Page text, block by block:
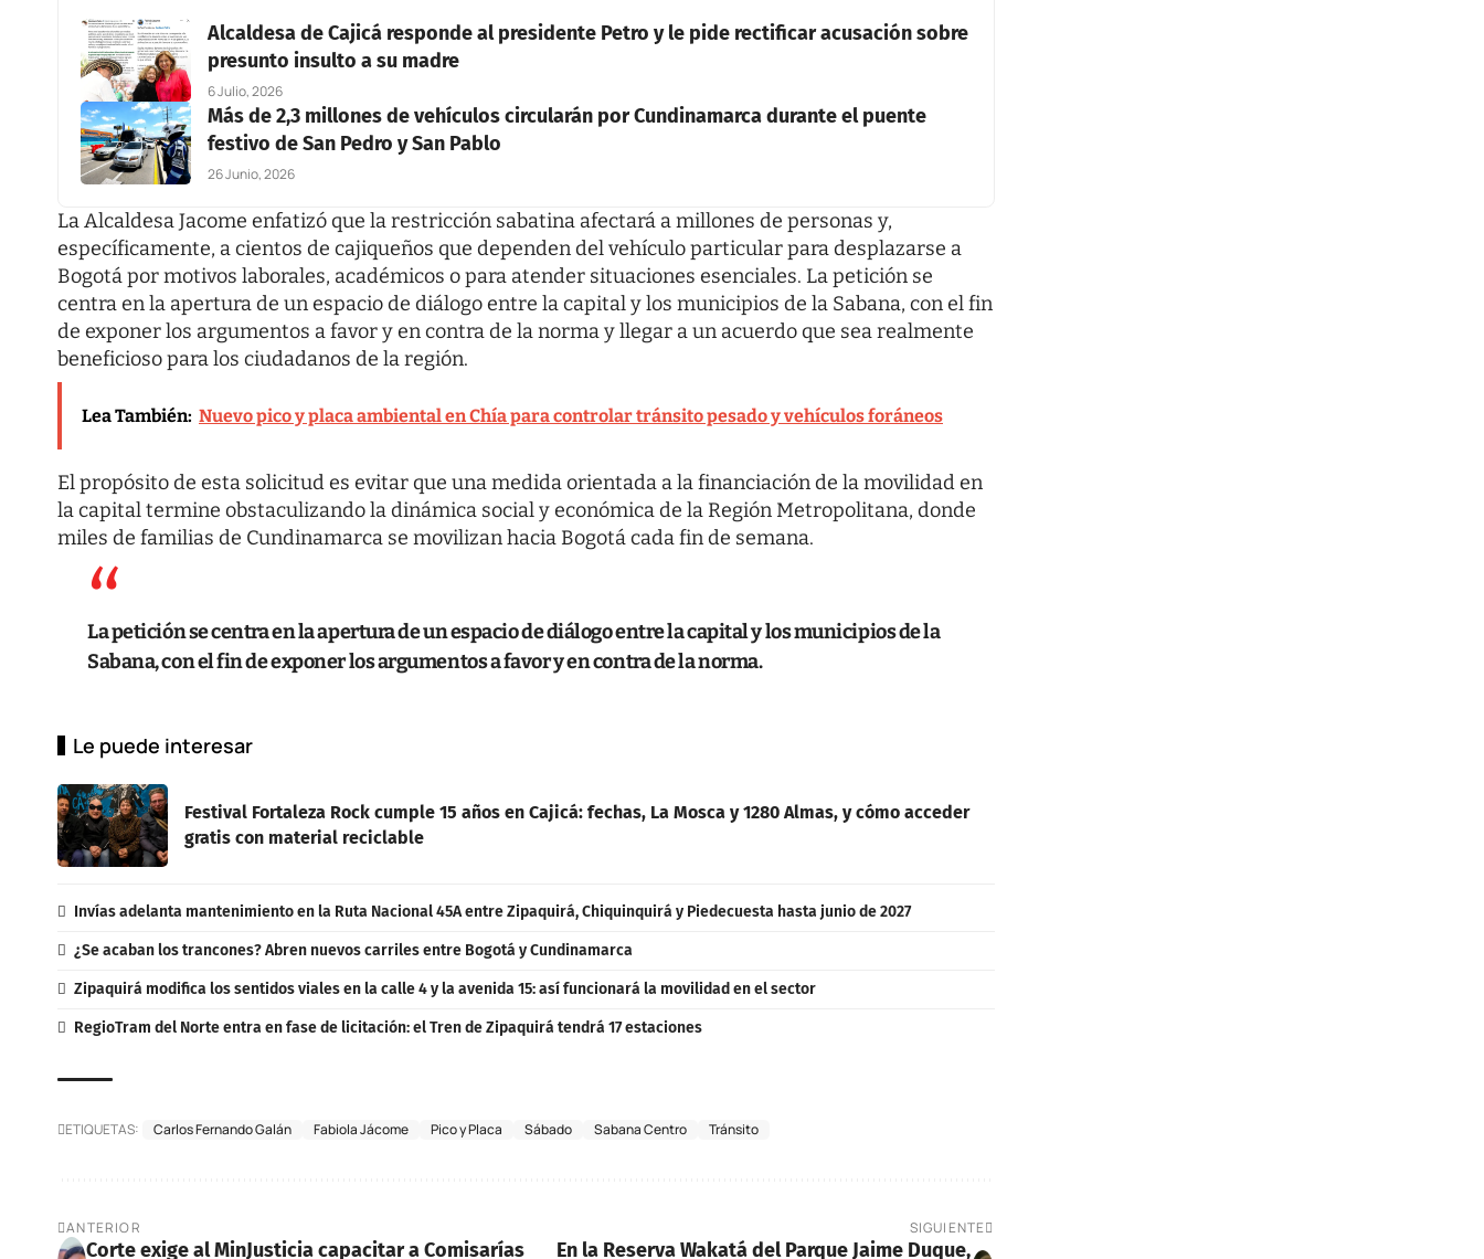
Alcaldesa de Cajicá responde al presidente Petro y le pide rectificar acusación sobre
presunto insulto a su madre
6 Julio, 2026
Más de 2,3 millones de vehículos circularán por Cundinamarca durante el puente
festivo de San Pedro y San Pablo
26 Junio, 2026
La Alcaldesa Jacome enfatizó que la restricción sabatina afectará a millones de personas y,
específicamente, a cientos de cajiqueños que dependen del vehículo particular para desplazarse a
Bogotá por motivos laborales, académicos o para atender situaciones esenciales. La petición se
centra en la apertura de un espacio de diálogo entre la capital y los municipios de la Sabana, con el fin
de exponer los argumentos a favor y en contra de la norma y llegar a un acuerdo que sea realmente
beneficioso para los ciudadanos de la región.
Lea También: Nuevo pico y placa ambiental en Chía para controlar tránsito pesado y vehículos foráneos
El propósito de esta solicitud es evitar que una medida orientada a la financiación de la movilidad en
la capital termine obstaculizando la dinámica social y económica de la Región Metropolitana, donde
miles de familias de Cundinamarca se movilizan hacia Bogotá cada fin de semana.
La petición se centra en la apertura de un espacio de diálogo entre la capital y los municipios de la
Sabana, con el fin de exponer los argumentos a favor y en contra de la norma.
Le puede interesar
Festival Fortaleza Rock cumple 15 años en Cajicá: fechas, La Mosca y 1280 Almas, y cómo acceder
gratis con material reciclable
Invías adelanta mantenimiento en la Ruta Nacional 45A entre Zipaquirá, Chiquinquirá y Piedecuesta hasta junio de 2027
¿Se acaban los trancones? Abren nuevos carriles entre Bogotá y Cundinamarca
Zipaquirá modifica los sentidos viales en la calle 4 y la avenida 15: así funcionará la movilidad en el sector
RegioTram del Norte entra en fase de licitación: el Tren de Zipaquirá tendrá 17 estaciones
ETIQUETAS: Carlos Fernando Galán Fabiola Jácome Pico y Placa Sábado Sabana Centro Tránsito
ANTERIOR
Corte exige al MinJusticia capacitar a Comisarías
SIGUIENTE
En la Reserva Wakatá del Parque Jaime Duque,